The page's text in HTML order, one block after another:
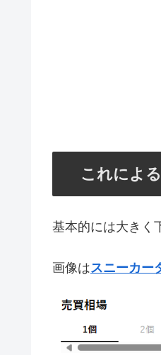
これによ
基本的には大きく
画像はスニーカー